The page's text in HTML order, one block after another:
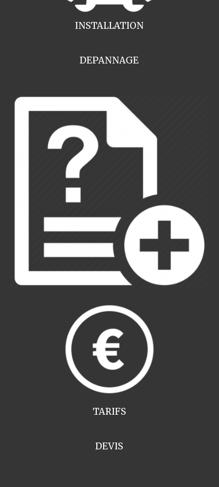
INSTALLATION
DEPANNAGE
TARIFS
DEVIS